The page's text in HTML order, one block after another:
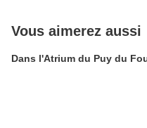
Vous aimerez aussi
Dans l'Atrium du Puy du